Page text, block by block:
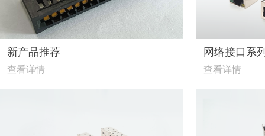
新产品推荐
查看详情
网络接口系
查看详情